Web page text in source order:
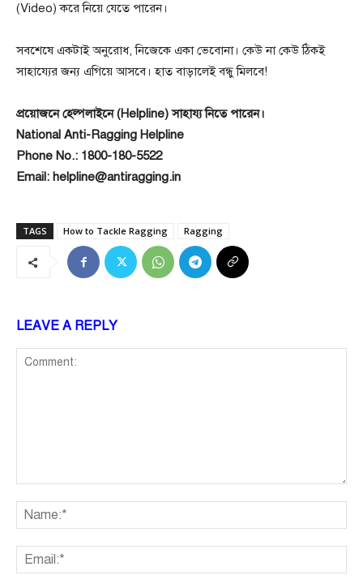
(Video) করে নিয়ে যেতে পারেন।
সবশেষে একটাই অনুরোধ, নিজেকে একা ভেবোনা। কেউ না কেউ ঠিকই
সাহায্যের জন্য এগিয়ে আসবে। হাত বাড়ালেই বন্ধু মিলবে!
প্রয়োজনে হেল্পলাইনে (Helpline) সাহায্য নিতে পারেন।
National Anti-Ragging Helpline
Phone No.: 1800-180-5522
Email: helpline@antiragging.in
TAGS How to Tackle Ragging Ragging
LEAVE A REPLY